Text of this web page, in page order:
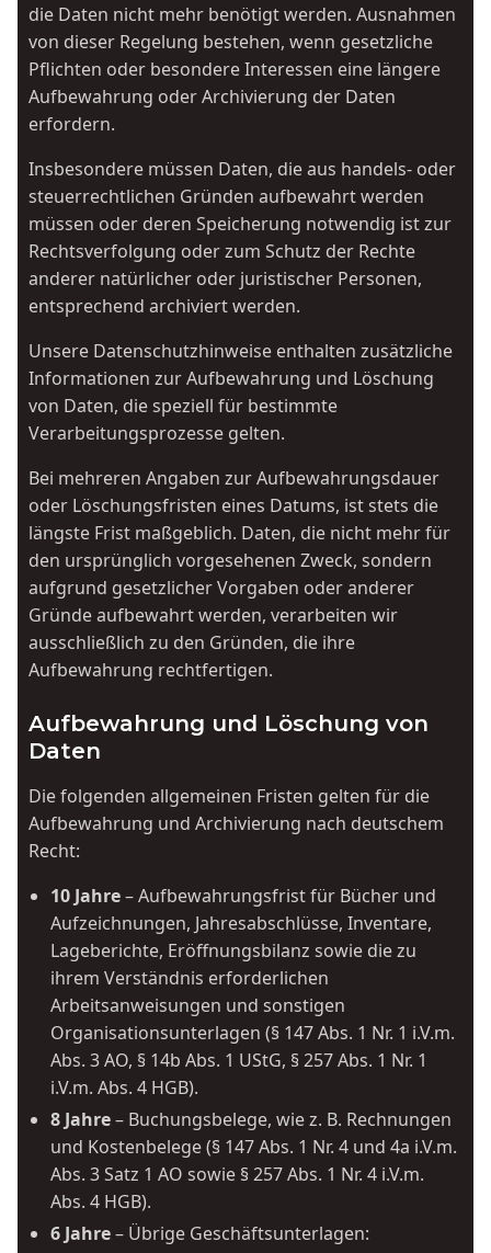
die Daten nicht mehr benötigt werden. Ausnahmen
von dieser Regelung bestehen, wenn gesetzliche
Pflichten oder besondere Interessen eine längere
Aufbewahrung oder Archivierung der Daten
erfordern.
Insbesondere müssen Daten, die aus handels- oder
steuerrechtlichen Gründen aufbewahrt werden
müssen oder deren Speicherung notwendig ist zur
Rechtsverfolgung oder zum Schutz der Rechte
anderer natürlicher oder juristischer Personen,
entsprechend archiviert werden.
Unsere Datenschutzhinweise enthalten zusätzliche
Informationen zur Aufbewahrung und Löschung
von Daten, die speziell für bestimmte
Verarbeitungsprozesse gelten.
Bei mehreren Angaben zur Aufbewahrungsdauer
oder Löschungsfristen eines Datums, ist stets die
längste Frist maßgeblich. Daten, die nicht mehr für
den ursprünglich vorgesehenen Zweck, sondern
aufgrund gesetzlicher Vorgaben oder anderer
Gründe aufbewahrt werden, verarbeiten wir
ausschließlich zu den Gründen, die ihre
Aufbewahrung rechtfertigen.
Aufbewahrung und Löschung von
Daten
Die folgenden allgemeinen Fristen gelten für die
Aufbewahrung und Archivierung nach deutschem
Recht:
10 Jahre– Aufbewahrungsfrist für Bücher und
Aufzeichnungen, Jahresabschlüsse, Inventare,
Lageberichte, Eröffnungsbilanz sowie die zu
ihrem Verständnis erforderlichen
Arbeitsanweisungen und sonstigen
Organisationsunterlagen (§ 147 Abs. 1 Nr. 1 i.V.m.
Abs. 3 AO, § 14b Abs. 1 UStG, § 257 Abs. 1 Nr. 1
i.V.m. Abs. 4 HGB).
8 Jahre– Buchungsbelege, wie z. B. Rechnungen
und Kostenbelege (§ 147 Abs. 1 Nr. 4 und 4a i.V.m.
Abs. 3 Satz 1 AO sowie § 257 Abs. 1 Nr. 4 i.V.m.
Abs. 4 HGB).
6 Jahre– Übrige Geschäftsunterlagen: